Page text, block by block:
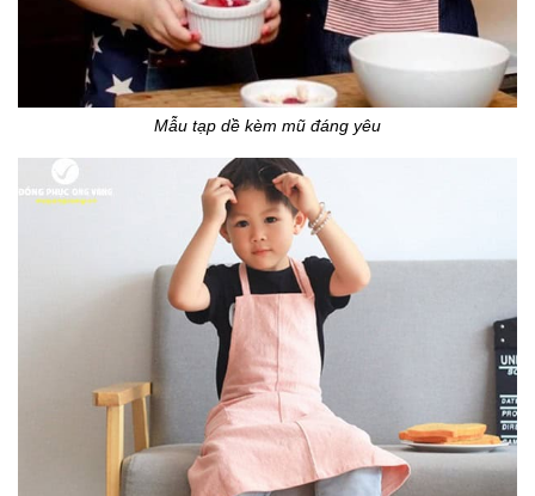
Mẫu tạp dề kèm mũ đáng yêu